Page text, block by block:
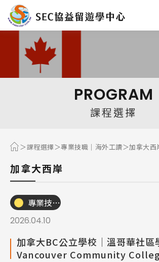
熱門搜尋：
PROGRAM
課程選擇
課程選擇 專業技職｜海外工讀 加拿大西
加拿大西岸
專業技職｜海外工讀
2026.04.10
加拿大BC公立學校│溫哥華社區
Vancouver Community